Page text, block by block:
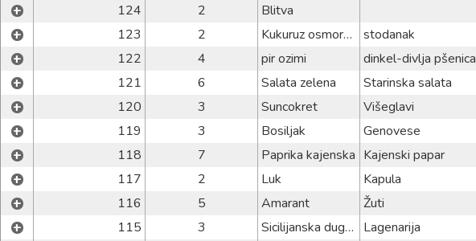
+ 124 2 Blitva
+ 123 2 Kukuruz osmored stodanak
+ 122 4 pir ozimi dinkel-divlja pšenica
+ 121 6 Salata zelena Starinska salata
+ 120 3 Suncokret Višeglavi
+ 119 3 Bosiljak Genovese
+ 118 7 Paprika kajenska Kajenski papar
+ 117 2 Luk Kapula
+ 116 5 Amarant Žuti
+ 115 3 Sicilijanska dugačka tikva Lagenarija